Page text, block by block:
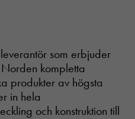
som erbjuder
kompletta
produkter av högsta
in hela
och konstruktion till
Statistik
In order for
us to
improve the
website's